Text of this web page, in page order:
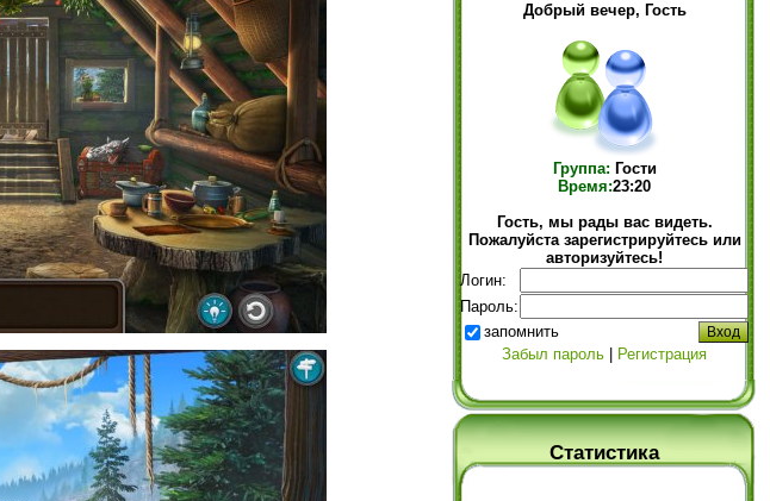
Добрый вечер, Гость
Группа: Гости
Время:23:20
Гость, мы рады вас видеть.
Пожалуйста зарегистрируйтесь или
авторизуйтесь!
Логин:
Пароль:
запомнить
Забыл пароль
Регистрация
Статистика